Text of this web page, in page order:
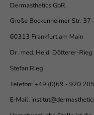
Dermasthetics GbR.
Große Bockenheimer Str.
60313 Frankfurt am Main
Dr. med. Heidi Dötterer-Rieg
Stefan Rieg
Telefon: +49 (0)69 - 920
E-Mail: